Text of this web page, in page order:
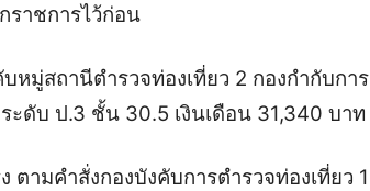
ราชการไว้ก่อน
หมู่สถานีตำรวจท่องเที่ยว 2 กองกำกับการ
ะดับ ป.3 ชั้น 30.5 เงินเดือน 31,340 บาท
ามคำสั่งกองบังคับการตำรวจท่องเที่ยว 1